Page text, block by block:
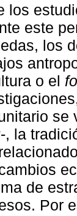
los
este
los
o el
se
-, la
de
Por